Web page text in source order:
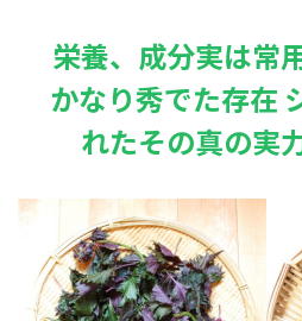
栄養、成分実は常
かなり秀でた存在
れたその真の実